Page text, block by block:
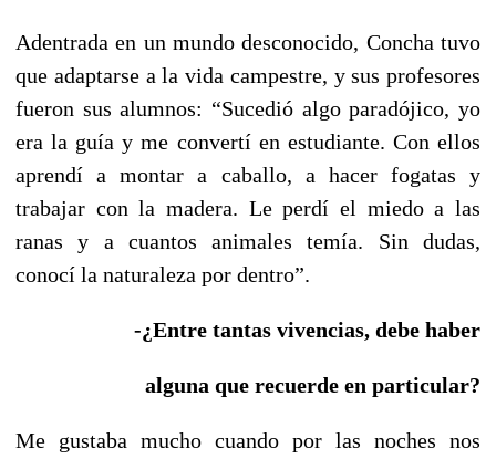
Adentrada en un mundo desconocido, Concha tuvo
que adaptarse a la vida campestre, y sus profesores
fueron sus alumnos: “Sucedió algo paradójico, yo
era la guía y me convertí en estudiante. Con ellos
aprendí a montar a caballo, a hacer fogatas y
trabajar con la madera. Le perdí el miedo a las
ranas y a cuantos animales temía. Sin dudas,
conocí la naturaleza por dentro”.
-¿Entre tantas vivencias, debe haber
alguna que recuerde en particular?
Me gustaba mucho cuando por las noches nos